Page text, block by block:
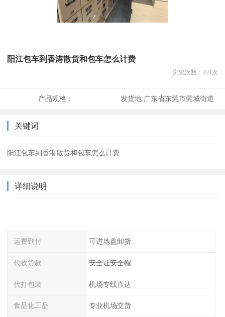
阳江包车到香港散货和包车怎么计费
浏览次数： 421次
产品规格： 发货地:广东省东莞市莞城街道
关键词
阳江包车到香港散货和包车怎么计费
详细说明
运费到付 可进地盘卸货
代收货款 安全证安全帽
代打包装 机场专线直达
食品化工品 专业机场交货